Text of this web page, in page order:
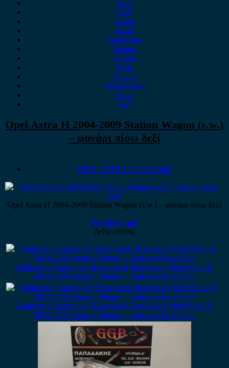
Saab
Seat
Skoda
Smart
ssangyong
Subaru
Suzuki
Tesla
Toyota
Volkswagen
Volvo
Xev
Opel Astra H 2004-2009 Station Wagon (s.w.)
– φανάρι πίσω δεξί
OPEL ASTRA H 2004-2009
Opel Astra H 2004-2009 Station Wagon (s.w.) – φανάρι πίσω δεξί
Ρωτήστε τιμή
Δείτε επίσης
Καθρέπτης Αριστερός Ηλεκτρικός Βαφόμενος Opel Astra H
2004-2009 5πορτο (5θυρο) – Imitation Καινούριο
Καθρέπτης Αριστερός Ηλεκτρικός Βαφόμενος Opel Astra H
2004-2009 3πορτο (3θυρο) – Imitation Καινούριο